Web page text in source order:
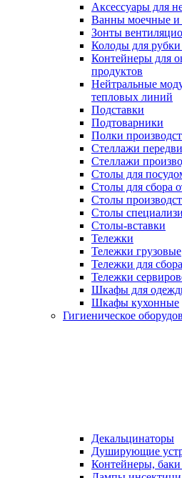
Аксессуары для
Ванны моечные и
Зонты
Колоды для рубки
Контейнеры для
продуктов
Нейтральные
тепловых линий
Подставки
Подтоварники
Полки
Стеллажи
Стеллажи
Столы для
Столы для сбора
Столы
Столы
Столы-вставки
Тележки
Тележки грузовые
Тележки для
Тележки
Шкафы для
Шкафы кухонные
Гигиеническое
Декальцинаторы
Душирующие
Контейнеры,